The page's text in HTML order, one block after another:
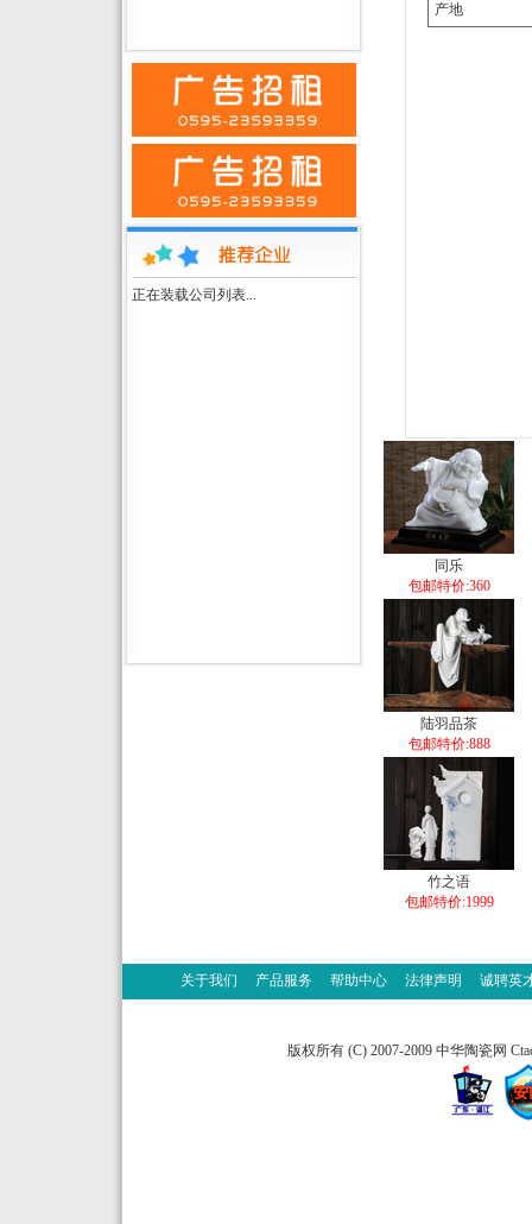
正在装载公司列表...
产地
同乐
包邮特价:360
陆羽品茶
包邮特价:888
竹之语
包邮特价:1999
关于我们 产品服务 帮助中心 法律声明 诚聘英
版权所有 (C) 2007-2009 中华陶瓷网